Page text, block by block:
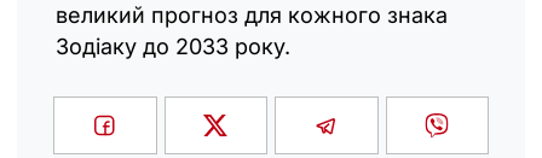
великий прогноз для кожного знака
Зодіаку до 2033 року.